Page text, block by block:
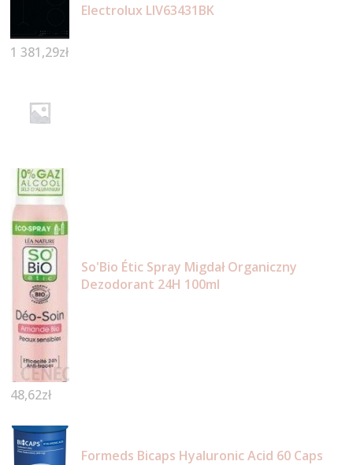
Electrolux LIV63431BK
1 381,29zł
So'Bio Étic Spray Migdał Organiczny
Dezodorant 24H 100ml
48,62zł
Formeds Bicaps Hyaluronic Acid 60 Caps